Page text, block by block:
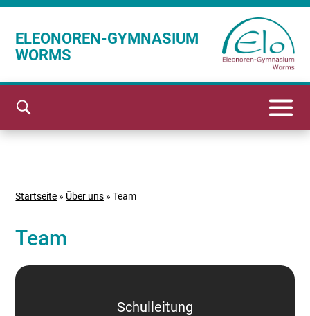
ELEONOREN-GYMNASIUM
WORMS
Startseite » Über uns »Team
Team
Schulleitung